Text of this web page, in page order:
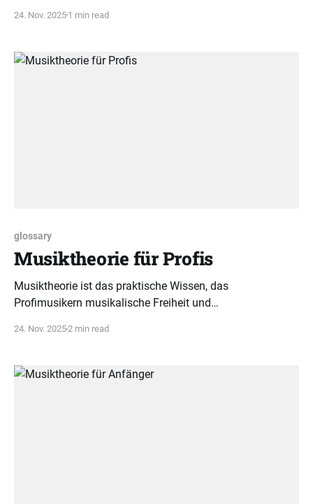
eingeordnet.
24. Nov. 2025 1 min read
glossary
Musiktheorie für Profis
Musiktheorie ist das praktische Wissen, das
Profimusikern musikalische Freiheit und
24. Nov. 20252 min read